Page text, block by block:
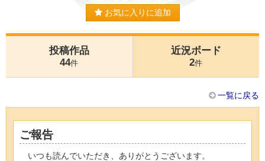
お気に入りに追加
投稿作品
44件
近況ボード
2件
一覧に戻る
ご報告
いつも読んでいただき、ありがとうございます。